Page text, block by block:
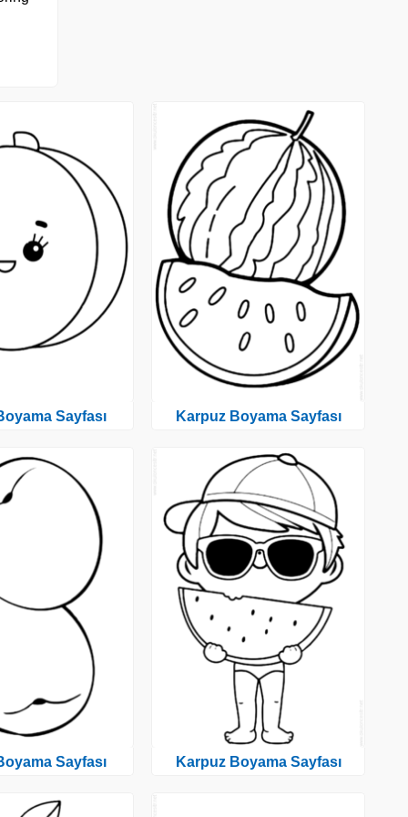
Sayfası
Sayfası
Karpuz Boyama Sayfası
Karpuz Boyama Sayfası